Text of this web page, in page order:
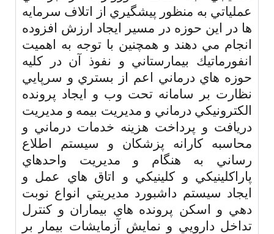
عملياتي به منظور پيشگيري از اتلاف سرمايه
ها در اين حوزه در مسير ايجاد ارزش افزوده
انجام مي دهند و همچنين با توجه به اهميت
انفورماتيك بيمارستاني و نفوذ آن در كليه
حوزه هاي درماني اعم از بستري و سرپايي
نظارت بر سامانه تحت وب و ايجاد پرونده
الكترونيكي درماني و مديريت بيمه و مديريت
دريافت و پرداخت هزينه خدمات درماني و
محاسبه كارانه پزشكان و سيستم اطلاع
رساني به هنگام و مديريت واحدهاي
پاراكلينيكي و كلينيكي و اتاق هاي عمل و
ايجاد سيستم داشبورد مديريتي انواع نوبت
دهي و اسكن پرونده هاي بيماران و كنترل
تداخل دارويي و نمايش آزمايشات بيمار بر